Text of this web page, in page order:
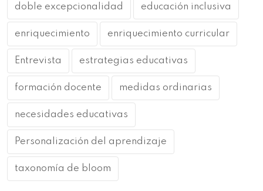
doble excepcionalidad educación inclusiva
enriquecimiento enriquecimiento curricular
Entrevista estrategias educativas
formación docente medidas ordinarias
necesidades educativas
Personalización del aprendizaje
taxonomía de bloom